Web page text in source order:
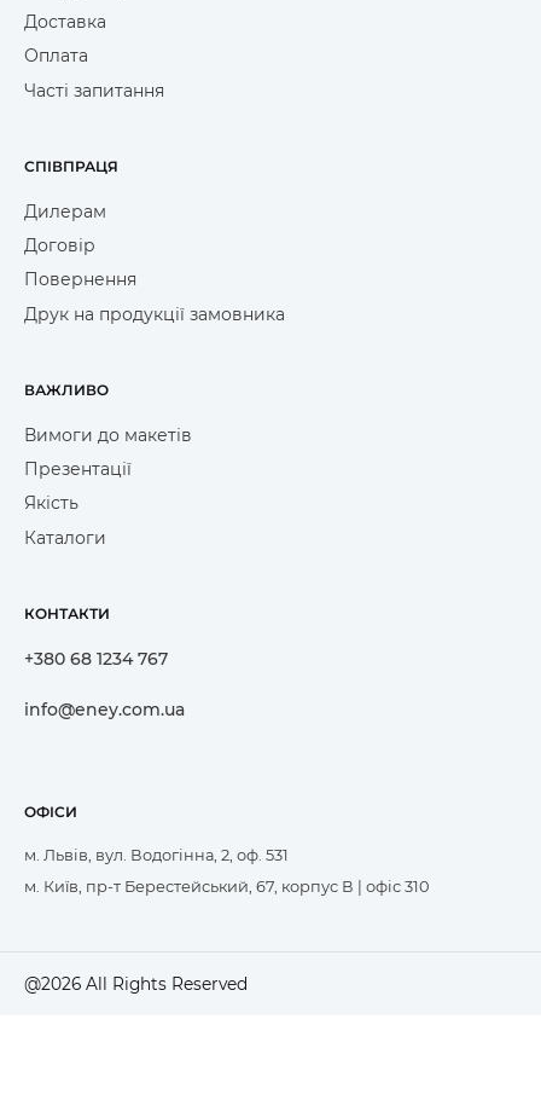
Доставка
Оплата
Часті запитання
СПІВПРАЦЯ
Дилерам
Договір
Повернення
Друк на продукції замовника
ВАЖЛИВО
Вимоги до макетів
Презентації
Якість
Каталоги
КОНТАКТИ
+380 68 1234 767
info@eney.com.ua
ОФІСИ
м. Львів, вул. Водогінна, 2, оф. 531
м. Київ, пр-т Берестейський, 67, корпус В | офіс 310
@2026 All Rights Reserved